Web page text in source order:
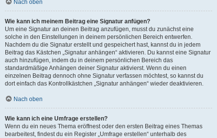
Nach oben
Wie kann ich meinem Beitrag eine Signatur anfügen?
Um eine Signatur an deinen Beitrag anzufügen, musst du zunächst eine
solche in den Einstellungen in deinem persönlichen Bereich entwerfen.
Nachdem du die Signatur erstellt und gespeichert hast, kannst du in jedem
Beitrag das Kästchen „Signatur anhängen“ aktivieren. Du kannst eine Signatur
auch hinzufügen, indem du in deinem persönlichen Bereich das
standardmäßige Anhängen deiner Signatur aktivierst. Wenn du einen
einzelnen Beitrag dennoch ohne Signatur verfassen möchtest, so kannst du
dort einfach das Kontrollkästchen „Signatur anhängen“ wieder deaktivieren.
Nach oben
Wie kann ich eine Umfrage erstellen?
Wenn du ein neues Thema eröffnest oder den ersten Beitrag eines Themas
bearbeitest, findest du ein Register „Umfrage erstellen“ unterhalb des